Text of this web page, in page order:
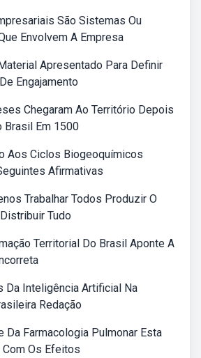
São Sistemas Ou
Envolvem A Empresa
Apresentado Para Definir
Engajamento
Chegaram Ao Território Depois
Brasil Em 1500
Aos Ciclos Biogeoquímicos
Afirmativas
Trabalhar Todos Produzir O
Tudo
Territorial Do Brasil Aponte A
Da Inteligência Artificial Na
Redação
Da Farmacologia Pulmonar Esta
Com Os Efeitos